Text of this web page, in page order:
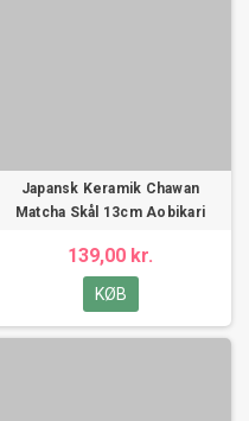
Japansk Keramik Chawan
Matcha Skål 13cm Aobikari
139,00 kr.
KØB